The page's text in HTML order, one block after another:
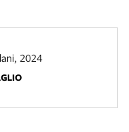
, 2024